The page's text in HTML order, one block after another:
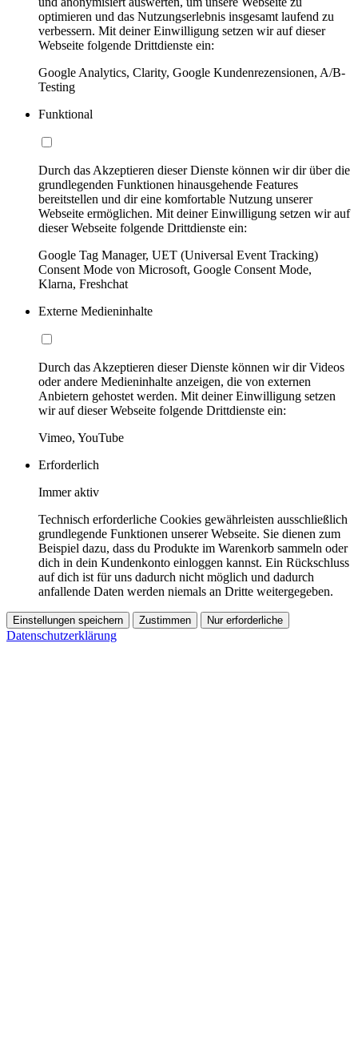
optimieren und das Nutzungserlebnis insgesamt laufend zu
verbessern. Mit deiner Einwilligung setzen wir auf dieser
Webseite folgende Drittdienste ein:
Google Analytics, Clarity, Google Kundenrezensionen, A/B-
Testing
Funktional
Durch das Akzeptieren dieser Dienste können wir dir über die
grundlegenden Funktionen hinausgehende Features
bereitstellen und dir eine komfortable Nutzung unserer
Webseite ermöglichen. Mit deiner Einwilligung setzen wir auf
dieser Webseite folgende Drittdienste ein:
Google Tag Manager, UET (Universal Event Tracking)
Consent Mode von Microsoft, Google Consent Mode,
Klarna, Freshchat
Externe Medieninhalte
Durch das Akzeptieren dieser Dienste können wir dir Videos
oder andere Medieninhalte anzeigen, die von externen
Anbietern gehostet werden. Mit deiner Einwilligung setzen
wir auf dieser Webseite folgende Drittdienste ein:
Vimeo, YouTube
Erforderlich
Immer aktiv
Technisch erforderliche Cookies gewährleisten ausschließlich
grundlegende Funktionen unserer Webseite. Sie dienen zum
Beispiel dazu, dass du Produkte im Warenkorb sammeln oder
dich in dein Kundenkonto einloggen kannst. Ein Rückschluss
auf dich ist für uns dadurch nicht möglich und dadurch
anfallende Daten werden niemals an Dritte weitergegeben.
Einstellungen speichern Zustimmen Nur erforderliche
Datenschutzerklärung